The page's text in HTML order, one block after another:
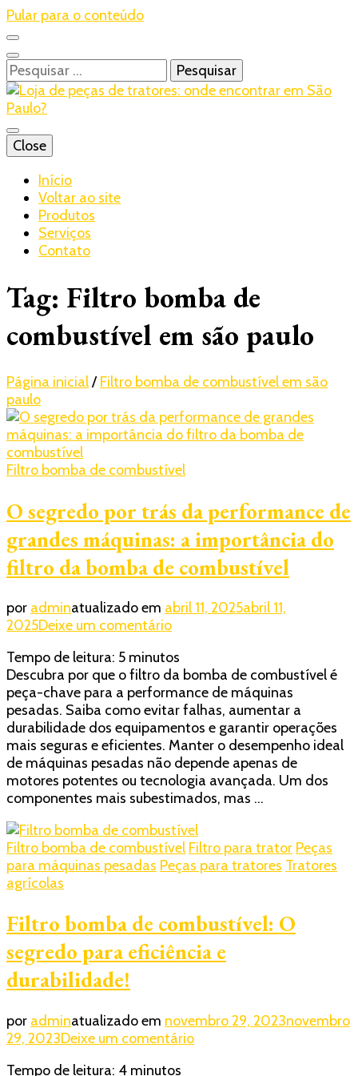
Pular para o conteúdo
Pesquisar
por:
Realtrac
Blog – Realtrac
Close
Início
Voltar ao site
Produtos
Serviços
Contato
Tag: Filtro bomba de
combustível em são paulo
Página inicial/ Filtro bomba de combustível em são
paulo
Filtro bomba de combustível
O segredo por trás da performance de
grandes máquinas: a importância do
filtro da bomba de combustível
por adminatualizado em abril 11, 2025abril 11,
2025Deixe um comentárioem
segredo
por
trás
da
performance
de
grandes
máquinas:
a
do
filtro
da
combustível
Tempo de leitura: 5 minutos
Descubra por que o filtro da bomba de combustível é
peça-chave para a performance de máquinas
pesadas. Saiba como evitar falhas, aumentar a
durabilidade dos equipamentos e garantir operações
mais seguras e eficientes. Manter o desempenho ideal
de máquinas pesadas não depende apenas de
motores potentes ou tecnologia avançada. Um dos
componentes mais subestimados, mas …
Filtro bomba de combustível Filtro para trator Peças
para máquinas pesadas Peças para tratores Tratores
agrícolas
Filtro bomba de combustível: O
segredo para eficiência e
durabilidade!
por adminatualizado em novembro 29, 2023novembro
29, 2023Deixe um comentárioem
Tempo de leitura: 4 minutos